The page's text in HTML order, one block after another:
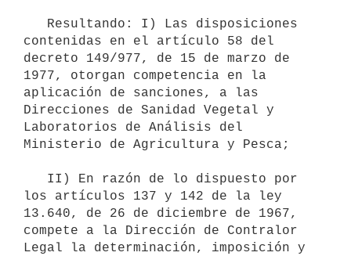
contenidas en el artículo 58 del
decreto 149/977, de 15 de marzo de
1977, otorgan competencia en la
aplicación de sanciones, a las
Direcciones de Sanidad Vegetal y
Laboratorios de Análisis del
Ministerio de Agricultura y Pesca;
los artículos 137 y 142 de la ley
13.640, de 26 de diciembre de 1967,
compete a la Dirección de Contralor
Legal la determinación, imposición y